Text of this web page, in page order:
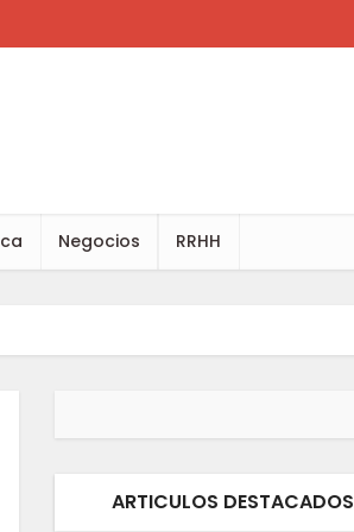
Negocios RRHH
ARTICULOS DESTACADOS